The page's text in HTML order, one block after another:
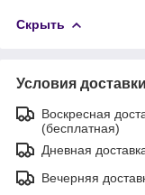
Скрыть
Условия доставки
Воскресная
(бесплатная)
Дневная
Вечерняя